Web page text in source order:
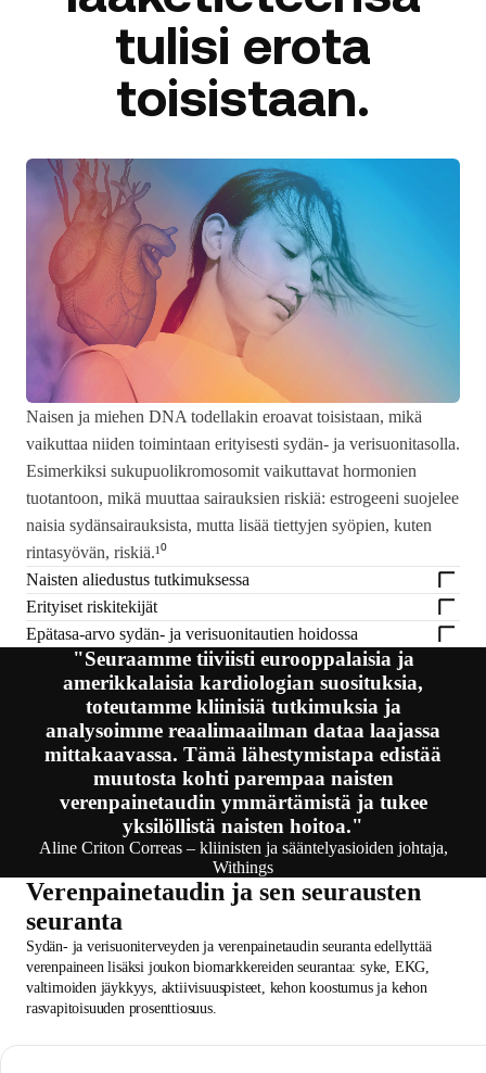
tulisi erota
toisistaan.
Naisen ja miehen DNA todellakin eroavat toisistaan, mikä
vaikuttaa niiden toimintaan erityisesti sydän- ja verisuonitasolla.
Esimerkiksi sukupuolikromosomit vaikuttavat hormonien
tuotantoon, mikä muuttaa sairauksien riskiä: estrogeeni suojelee
naisia sydänsairauksista, mutta lisää tiettyjen syöpien, kuten
rintasyövän, riskiä.¹⁰
Naisten aliedustus tutkimuksessa
Erityiset riskitekijät
Epätasa-arvo sydän- ja verisuonitautien hoidossa
"Seuraamme tiiviisti eurooppalaisia ja
amerikkalaisia kardiologian suosituksia,
toteutamme kliinisiä tutkimuksia ja
analysoimme reaalimaailman dataa laajassa
mittakaavassa. Tämä lähestymistapa edistää
muutosta kohti parempaa naisten
verenpainetaudin ymmärtämistä ja tukee
yksilöllistä naisten hoitoa."
Aline Criton Correas – kliinisten ja sääntelyasioiden johtaja,
Withings
Verenpainetaudin ja sen seurausten
seuranta
Sydän- ja verisuoniterveyden ja verenpainetaudin seuranta edellyttää
verenpaineen lisäksi joukon biomarkkereiden seurantaa: syke, EKG,
valtimoiden jäykkyys, aktiivisuuspisteet, kehon koostumus ja kehon
rasvapitoisuuden prosenttiosuus.